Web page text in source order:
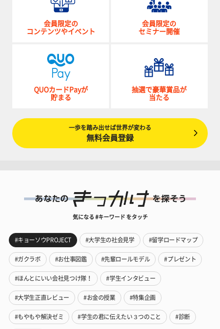
会員限定の
コンテンツやイベント
会員限定の
セミナー開催
QUOカードPayが
貯まる
抽選で豪華賞品が
当たる
一歩を踏み出せば世界が変わる
無料会員登録
気になる #キーワード をタッチ
#キョーソウPROJECT #大学生の社会見学 #留学ロードマップ
#ガクラボ #お仕事図鑑 #先輩ロールモデル #プレゼント
#ほんとにいい会社見つけ隊！ #学生インタビュー
#大学生正直レビュー #お金の授業 #特集企画
#もやもや解決ゼミ #学生の君に伝えたい３つのこと #診断